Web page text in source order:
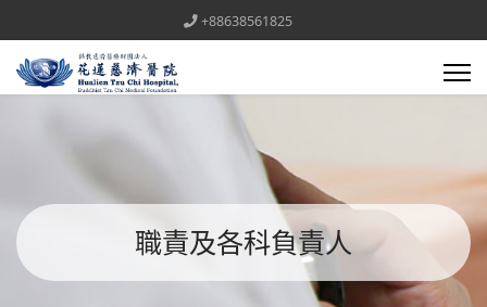
+88638561825
職責及各科負責人